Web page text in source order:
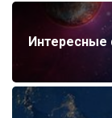
Интересные